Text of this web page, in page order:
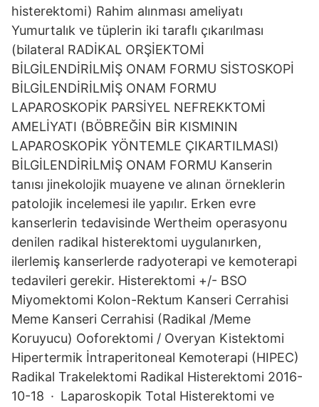
histerektomi) Rahim alınması ameliyatı
Yumurtalık ve tüplerin iki taraflı çıkarılması
(bilateral RADİKAL ORŞİEKTOMİ
BİLGİLENDİRİLMİŞ ONAM FORMU SİSTOSKOPİ
BİLGİLENDİRİLMİŞ ONAM FORMU
LAPAROSKOPİK PARSİYEL NEFREKKTOMİ
AMELİYATI (BÖBREĞİN BİR KISMININ
LAPAROSKOPİK YÖNTEMLE ÇIKARTILMASI)
BİLGİLENDİRİLMİŞ ONAM FORMU Kanserin
tanısı jinekolojik muayene ve alınan örneklerin
patolojik incelemesi ile yapılır. Erken evre
kanserlerin tedavisinde Wertheim operasyonu
denilen radikal histerektomi uygulanırken,
ilerlemiş kanserlerde radyoterapi ve kemoterapi
tedavileri gerekir. Histerektomi +/- BSO
Miyomektomi Kolon-Rektum Kanseri Cerrahisi
Meme Kanseri Cerrahisi (Radikal /Meme
Koruyucu) Ooforektomi / Overyan Kistektomi
Hipertermik İntraperitoneal Kemoterapi (HIPEC)
Radikal Trakelektomi Radikal Histerektomi 2016-
10-18 · Laparoskopik Total Histerektomi ve